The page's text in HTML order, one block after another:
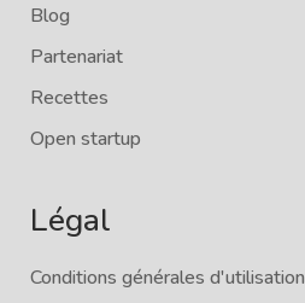
Blog
Partenariat
Recettes
Open startup
Légal
Conditions générales d'utilisation